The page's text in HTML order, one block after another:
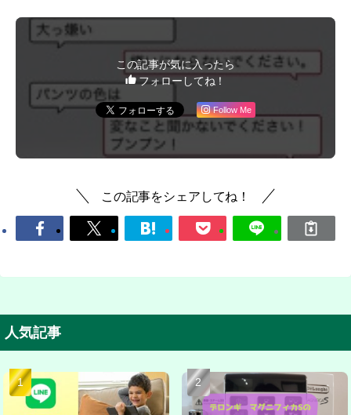
この記事が気に入ったら
フォローしてね！
Follow Me
この記事をシェアしてね！
人気記事